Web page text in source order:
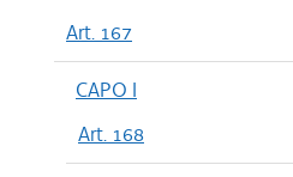
Art. 167
CAPO I
Art. 168